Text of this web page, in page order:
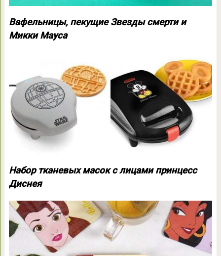
Вафельницы, пекущие Звезды смерти и
Микки Мауса
Набор тканевых масок с лицами принцесс
Диснея